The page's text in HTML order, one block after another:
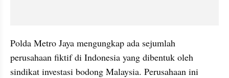
Polda Metro Jaya mengungkap ada sejumlah
perusahaan fiktif di Indonesia yang dibentuk oleh
sindikat investasi bodong Malaysia. Perusahaan ini